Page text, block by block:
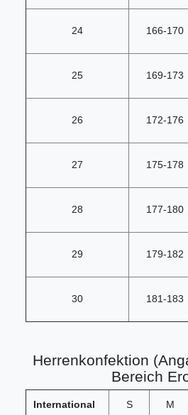
24 166-170
25 169-173
26 172-176
27 175-178
28 177-180
29 179-182
30 181-183
Herrenkonfektion
Bereich
International S M